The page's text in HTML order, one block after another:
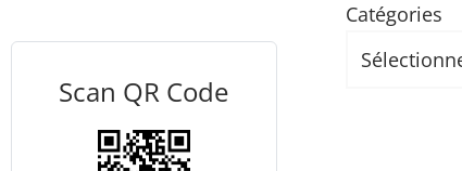
Scan QR Code
Catégories